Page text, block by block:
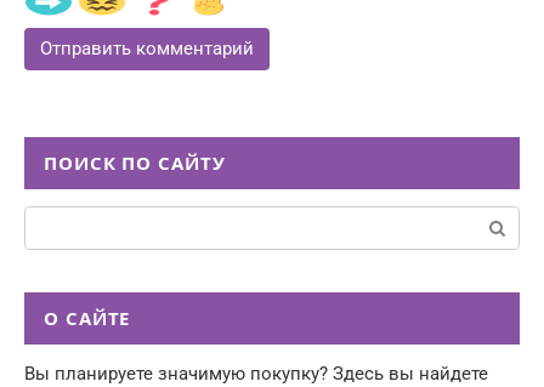
ПОИСК ПО САЙТУ
О САЙТЕ
Вы планируете значимую покупку? Здесь вы найдете